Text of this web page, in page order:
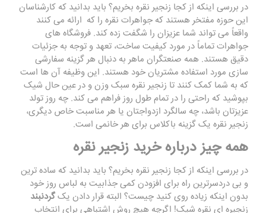
در بررسی اینکه از کجا زنجیر نقره بخریم؟ باید بدانید که کارشناسان
این حوزه مفتخر هستند که جواهرات نقره را که ارائه می کنند
واقعاً می تواند شما عزیزان را شگفت زده کند. فروشگاه های
جواهرات تماماً در مورد کیفیت ساخت، تعهد و توجه به جزئیات
دقیق هستند. همه صنعتگران ماهر به دنبال هر گزینه سفارشی
سازی مورد استفاده مشتریان خود هستند. این وظیفه آن ها است
که به شما کمک کنند تا زنجیر نقره سبک وزن و در عین حال شیک
بپوشید که راحتی را در تمام طول روز فراهم می کند. چه روز تولد
عزیزتان باشد، چه سالگرد ازدواجتان یا هر مناسبت خاص دیگری،
زنجیر نقره یک گزینه باکلاس برای هر خانمی است.
همه چیز درباره خرید زنجیر نقره
در بررسی اینکه از کجا زنجیر نقره بخریم؟ باید بدانید که ساده ترین
و بی دردسرترین راه برای افزودن کمی جذابیت به لباس روز خود
بدون اینکه زیاده روی کنید چیست؟ البته قرار دادن یکگردنبند
زنجیره ای نقره شیک! اگرچه هیچ روش اشتباهی برای انتخاب